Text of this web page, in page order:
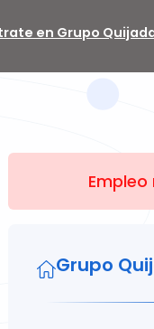
en Grupo
Grupo